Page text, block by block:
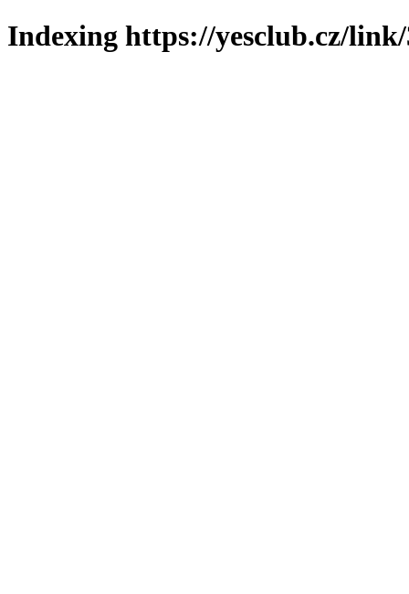
Indexing https://yesclub.cz/link/